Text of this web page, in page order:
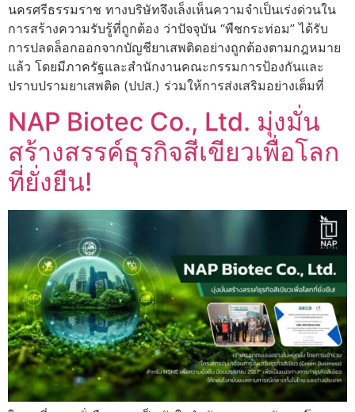
นครศรีธรรมราช ทางบริษัทจึงเล็งเห็นความจำเป็นเร่งด่วนใน
การสร้างความรับรู้ที่ถูกต้อง ว่าปัจจุบัน “พืชกระท่อม” ได้รับ
การปลดล็อกออกจากบัญชียาเสพติดอย่างถูกต้องตามกฎหมาย
แล้ว โดยมีภาครัฐและสำนักงานคณะกรรมการป้องกันและ
ปราบปรามยาเสพติด (ปปส.) ร่วมให้การส่งเสริมอย่างเต็มที่
NAP Biotec Co., Ltd. มุ่งมั่น
สร้างสรรค์ธุรกิจสีเขียวเพื่อโลก
ที่ยั่งยืน!